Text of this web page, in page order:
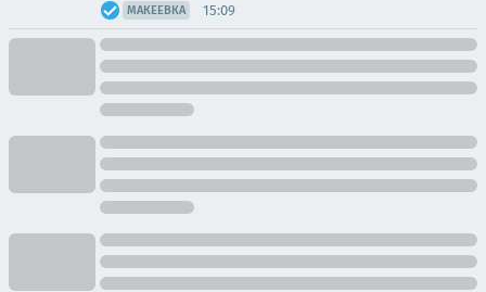
МАКЕЕВКА 15:09